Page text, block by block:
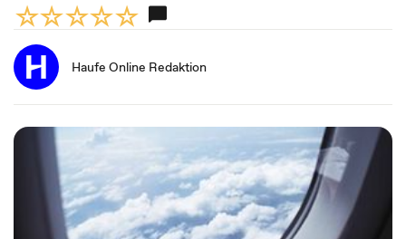
Haufe Online Redaktion